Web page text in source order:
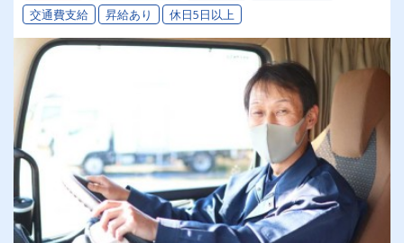
交通費支給
昇給あり 休日5日以上